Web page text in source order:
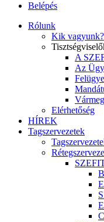
Belépés
Rólunk
Kik vagyunk?
A
Az
Elérhetőség
HÍREK
Tagszervezetek